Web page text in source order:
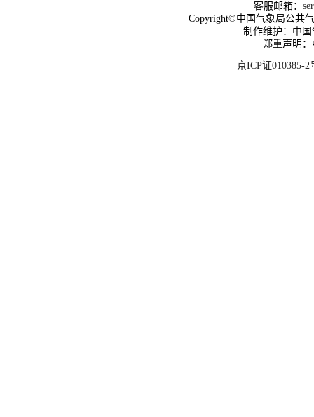
客服邮箱：
Copyright©中国气象局公共
制作维护：中
郑重声明
京ICP证010385-2